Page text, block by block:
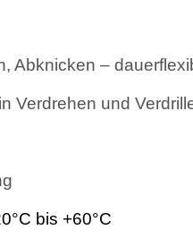
Abknicken –
Verdrehen und
bis +60°C